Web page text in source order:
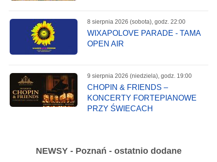
8 sierpnia 2026 (sobota), godz. 22:00
WIXAPOLOVE PARADE - TAMA
OPEN AIR
9 sierpnia 2026 (niedziela), godz. 19:00
CHOPIN & FRIENDS –
KONCERTY FORTEPIANOWE
PRZY ŚWIECACH
NEWSY - Poznań - ostatnio dodane